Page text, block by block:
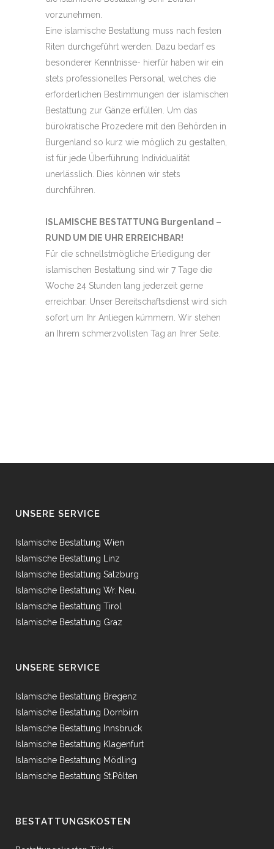
vorzunehmen.
Eine islamische Bestattung muss nach festen
Riten durchgeführt werden. Dazu bedarf es
besonderer Kenntnisse- hierfür haben wir ein
stets professionelles Personal, welches die
erforderlichen Bestimmungen der islamischen
Bestattung zur Gänze erfüllen. Um das
bürokratische Prozedere mit den Behörden in
Burgenland so kurz wie möglich zu gestalten,
ist für jede Überführung Individualität
unerlässlich. Dies können wir stets
durchführen.
ISLAMISCHE BESTATTUNG Burgenland –
RUND UM DIE UHR ERREICHBAR!
Für die schnellstmögliche Erledigung der
islamischen Bestattung sind wir 7 Tage die
Woche 24 Stunden lang jederzeit gerne
erreichbar. Unser Bereitschaftsdienst wird sich
sofort um Ihr Anliegen kümmern. Wir stehen
an Ihrem schmerzvollsten Tag an Ihrer Seite.
UNSERE SERVICE
Islamische Bestattung Wien
Islamische Bestattung Linz
Islamische Bestattung Salzburg
Islamische Bestattung Wr. Neu.
Islamische Bestattung Tirol
Islamische Bestattung Graz
UNSERE SERVICE
Islamische Bestattung Bregenz
Islamische Bestattung Dornbirn
Islamische Bestattung Innsbruck
Islamische Bestattung Klagenfurt
Islamische Bestattung Mödling
Islamische Bestattung St.Pölten
BESTATTUNGSKOSTEN